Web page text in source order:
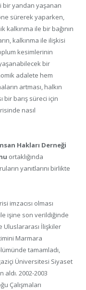
bir yandan yaşanan
sürerek yaparken,
ile bir bağının
kalkınma ile ilişkisi
kesimlerinin
bir
adalete hem
artması, halkın
bir barış süreci için
nasıl
Hakları Derneği
ortaklığında
yanıtlarını birlikte
imzacısı olması
ile işine son verildiğinde
Uluslararası İlişkiler
Marmara
tamamladı,
Üniversitesi Siyaset
2002-2003
Çalışmaları